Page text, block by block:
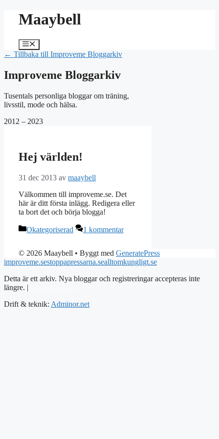
HoppaMaaybell
Meny
← Tillbaka till Improveme Bloggarkiv
Improveme Bloggarkiv
Tusentals personliga bloggar om träning,
livsstil, mode och hälsa.
2012 – 2023
Hej världen!
31 dec 2013 av maaybell
Välkommen till improveme.se. Det
här är ditt första inlägg. Redigera eller
ta bort det och börja blogga!
Kategorier
Okategoriserad 1 kommentar
© 2026 Maaybell • Byggt med GeneratePress
improveme.sestoppapressarna.sealltomkungligt.se
Detta är ett arkiv. Nya bloggar och registreringar accepteras inte
längre. |
Drift & teknik: Adminor.net